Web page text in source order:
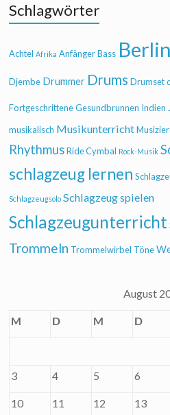
Schlagwörter
Achtel Afrika Anfänger Bass Berlin
Djembe Drummer Drums Drumset
Fortgeschrittene Gesundbrunnen Indien
musikalisch Musikunterricht
Rhythmus Ride Cymbal Rock-Musik
schlagzeug lernen
Schlagzeugsolo Schlagzeug spielen
Schlagzeugunterricht
Trommeln Trommelwirbel Töne
August
M D M D
3 4 5 6
10 11 12 13